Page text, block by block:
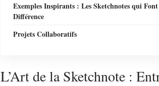
Exemples Inspirants : Les Sketchnotes qui
Différence
Projets Collaboratifs
L’Art de la Sketchnote :